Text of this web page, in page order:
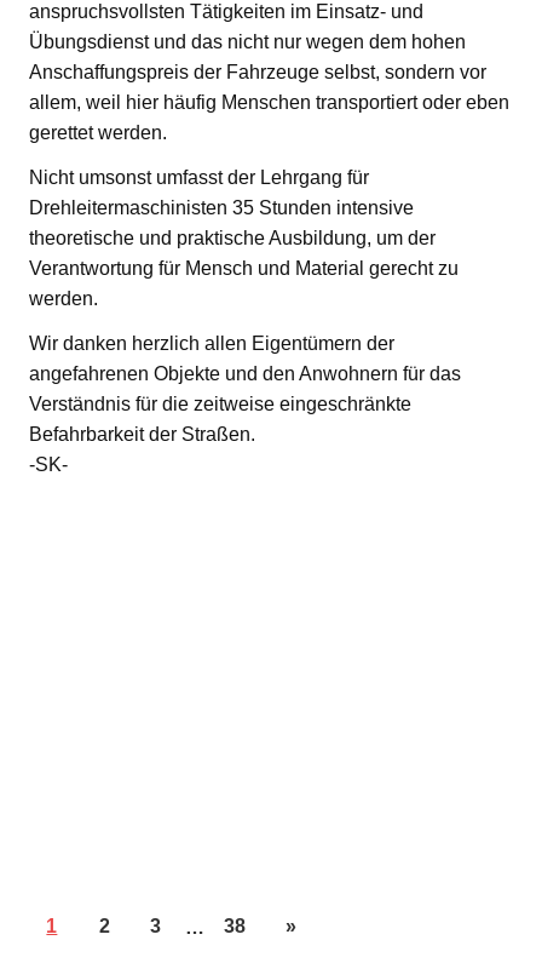
anspruchsvollsten Tätigkeiten im Einsatz- und
Übungsdienst und das nicht nur wegen dem hohen
Anschaffungspreis der Fahrzeuge selbst, sondern vor
allem, weil hier häufig Menschen transportiert oder eben
gerettet werden.
Nicht umsonst umfasst der Lehrgang für
Drehleitermaschinisten 35 Stunden intensive
theoretische und praktische Ausbildung, um der
Verantwortung für Mensch und Material gerecht zu
werden.
Wir danken herzlich allen Eigentümern der
angefahrenen Objekte und den Anwohnern für das
Verständnis für die zeitweise eingeschränkte
Befahrbarkeit der Straßen.
-SK-
1 2 3 … 38 »